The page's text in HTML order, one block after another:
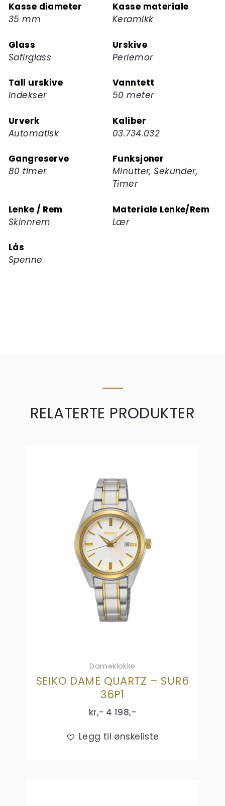
ventelisten
for
produktet
Kasse diameter
35 mm
Kasse materiale
Keramikk
Glass
Safirglass
Urskive
Perlemor
Tall urskive
Indekser
Vanntett
50 meter
Urverk
Automatisk
Kaliber
03.734.032
Gangreserve
80 timer
Funksjoner
Minutter, Sekunder,
Timer
Lenke / Rem
Skinnrem
Materiale Lenke/Rem
Lær
Lås
Spenne
RELATERTE PRODUKTER
Dameklokke
SEIKO DAME QUARTZ – SUR6
36P1
kr,- 4 198,-
Legg til ønskeliste